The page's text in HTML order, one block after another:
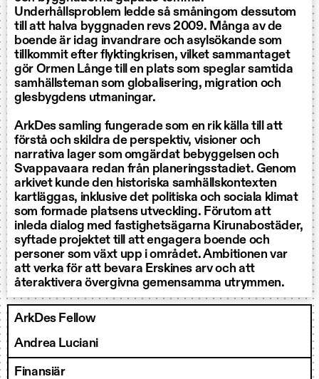
Underhållsproblem ledde så småningom dessutom
till att halva byggnaden revs 2009. Många av de
boende är idag invandrare och asylsökande som
tillkommit efter flyktingkrisen, vilket sammantaget
gör Ormen Långe till en plats som speglar samtida
samhällsteman som globalisering, migration och
glesbygdens utmaningar.
ArkDes samling fungerade som en rik källa till att
förstå och skildra de perspektiv, visioner och
narrativa lager som omgärdat bebyggelsen och
Svappavaara redan från planeringsstadiet. Genom
arkivet kunde den historiska samhällskontexten
kartläggas, inklusive det politiska och sociala klimat
som formade platsens utveckling. Förutom att
inleda dialog med fastighetsägarna Kirunabostäder,
syftade projektet till att engagera boende och
personer som växt upp i området. Ambitionen var
att verka för att bevara Erskines arv och att
återaktivera övergivna gemensamma utrymmen.
ArkDes Fellow
Andrea Luciani
Finansiär